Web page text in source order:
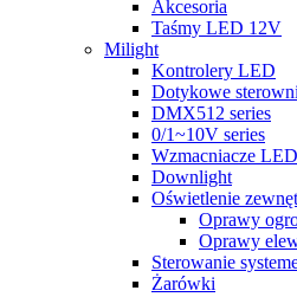
Akcesoria
Taśmy LED 12V
Milight
Kontrolery LED
Dotykowe
DMX512 series
0/1~10V series
Wzmacniacze LED
Downlight
Oświetlenie
Oprawy
Oprawy
Sterowanie
Żarówki